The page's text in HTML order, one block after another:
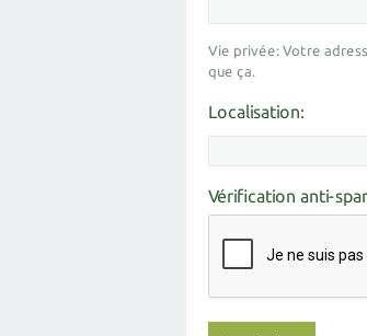
Vie privée: Votre
que ça.
Localisation:
Vérification anti-